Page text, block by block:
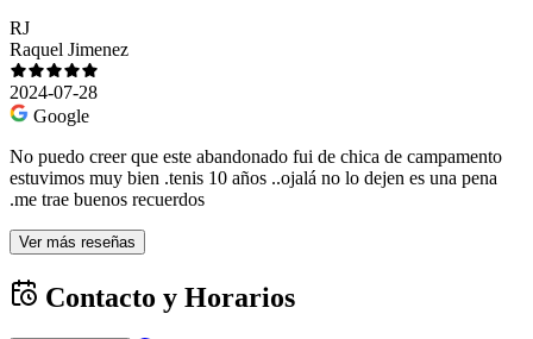
RJ
Raquel Jimenez
2024-07-28
Google
No puedo creer que este abandonado fui de chica de campamento
estuvimos muy bien .tenis 10 años ..ojalá no lo dejen es una pena
.me trae buenos recuerdos
Ver más reseñas
Contacto y Horarios